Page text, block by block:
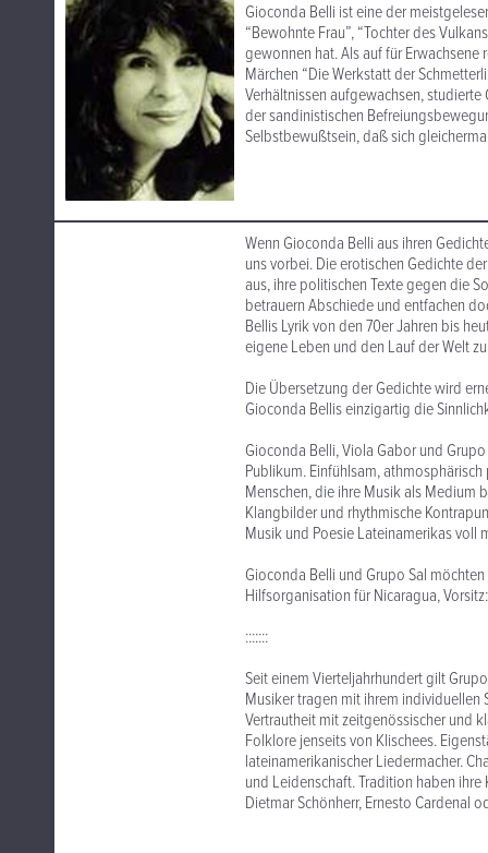
Gioconda Belli ist eine der
“Bewohnte Frau”, “Tochter des
gewonnen hat. Als auf für
Märchen “Die Werkstatt der
Verhältnissen aufgewachsen,
der sandinistischen
Selbstbewußtsein, daß sich
Wenn Gioconda Belli aus ihren
uns vorbei. Die erotischen Gedichte
aus, ihre politischen Texte gegen die
betrauern Abschiede und entfachen
Bellis Lyrik von den 70er Jahren bis
eigene Leben und den Lauf der Welt
Die Übersetzung der Gedichte wird
Gioconda Bellis einzigartig die
Gioconda Belli, Viola Gabor und
Publikum. Einfühlsam,
Menschen, die ihre Musik als Medium
Klangbilder und rhythmische
Musik und Poesie Lateinamerikas
Gioconda Belli und Grupo Sal
Hilfsorganisation für Nicaragua,
:::::::
Seit einem Vierteljahrhundert gilt
Musiker tragen mit ihrem
Vertrautheit mit zeitgenössischer und
Folklore jenseits von Klischees.
lateinamerikanischer Liedermacher.
und Leidenschaft. Tradition haben
Dietmar Schönherr, Ernesto Cardenal